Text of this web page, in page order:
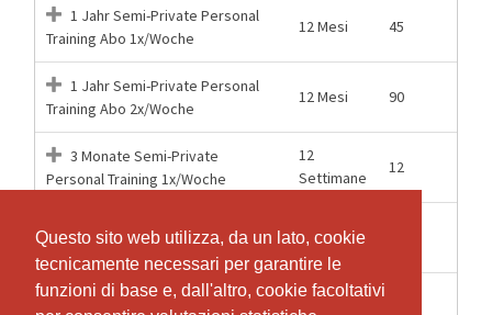
Questo sito web utilizza, da un lato, cookie
tecnicamente necessari per garantire le
funzioni di base e, dall'altro, cookie facoltativi
Questo sito web utilizza, da un lato, cookie
tecnicamente necessari per garantire le
funzioni di base e, dall'altro, cookie facoltativi
1 Jahr Semi-Private Personal
Training Abo 1x/Woche
12 Mesi 45
1 Jahr Semi-Private Personal
Training Abo 2x/Woche
12 Mesi 90
3 Monate Semi-Private
Personal Training 1x/Woche
12
Settimane
12
3 Monate Semi-Private
Personal Training 2x/Woche
Settimane
6 Monate Semi-Private
26